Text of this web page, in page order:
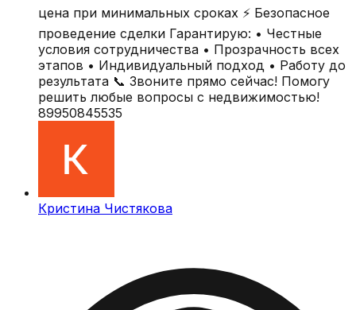
цена при минимальных сроках ⚡ Безопасное
проведение сделки Гарантирую: • Честные
условия сотрудничества • Прозрачность всех
этапов • Индивидуальный подход • Работу до
результата 📞 Звоните прямо сейчас! Помогу
решить любые вопросы с недвижимостью!
89950845535
Кристина Чистякова